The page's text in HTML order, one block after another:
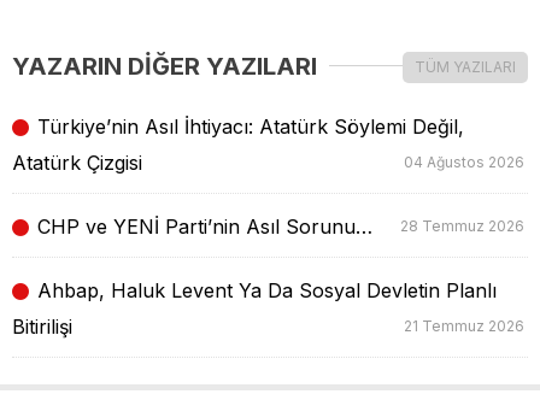
YAZARIN DİĞER YAZILARI TÜM YAZILARI
Türkiye’nin Asıl İhtiyacı: Atatürk Söylemi Değil,
Atatürk Çizgisi
04 Ağustos 2026
CHP ve YENİ Parti’nin Asıl Sorunu… 28 Temmuz 2026
Ahbap, Haluk Levent Ya Da Sosyal Devletin Planlı
Bitirilişi
21 Temmuz 2026